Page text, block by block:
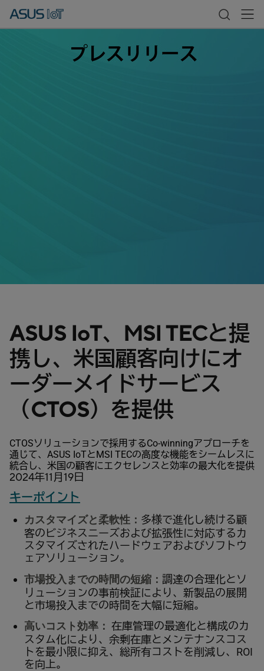
ASUS IoT、MSI TECと提
携し、米国顧客向けにオ
ーダーメイドサービス
（CTOS）を提供
CTOSソリューションで採用するCo-winningアプローチを
通じて、ASUS IoTとMSI TECの高度な機能をシームレスに
統合し、米国の顧客にエクセレンスと効率の最大化を提供
2024年11月19日
キーポイント
カスタマイズと柔軟性： 多様で進化し続ける顧
客のビジネスニーズおよび拡張性に対応するカ
スタマイズされたハードウェアおよびソフトウ
ェアソリューション。
市場投入までの時間の短縮： 調達の合理化とソ
リューションの事前検証により、新製品の展開
と市場投入までの時間を大幅に短縮。
高いコスト効率： 在庫管理の最適化と構成のカ
スタム化により、余剰在庫とメンテナンスコス
トを最小限に抑え、総所有コストを削減し、ROI
を向上。